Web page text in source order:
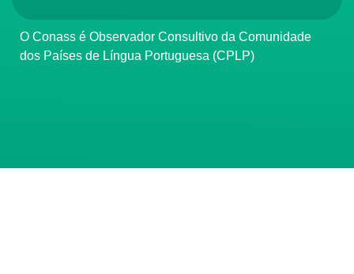
O Conass é Observador Consultivo da Comunidade
dos Países de Língua Portuguesa (CPLP)